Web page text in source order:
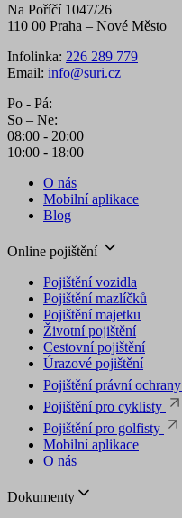
Na Poříčí 1047/26
110 00 Praha – Nové Město
Infolinka: 226 289 779
Email: info@suri.cz
Po - Pá:
So – Ne:
08:00 - 20:00
10:00 - 18:00
O nás
Mobilní aplikace
Blog
Online pojištění
Pojištění vozidla
Pojištění mazlíčků
Pojištění majetku
Životní pojištění
Cestovní pojištění
Úrazové pojištění
Pojištění právní ochrany
Pojištění pro cyklisty
Pojištění pro golfisty
Mobilní aplikace
O nás
Dokumenty